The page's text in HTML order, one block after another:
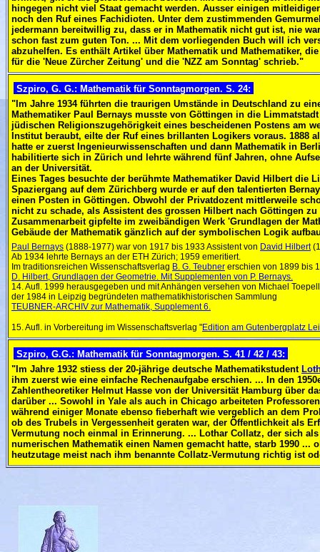
hingegen nicht viel Staat gemacht werden. Ausser einigen
noch den Ruf eines Fachidioten. Unter dem zustimmenden
jedermann bereitwillig zu, dass er in Mathematik nicht gut ist, nie
schon fast zum guten Ton. ... Mit dem vorliegenden Buch will ich
abzuhelfen. Es enthält Artikel über Mathematik und Mathematiker,
für die 'Neue Zürcher Zeitung' und die 'NZZ am Sonntag' schrieb."
Szpiro, G. G.: Mathematik für Sonntagmorgen. S. 24:
" Im Jahre 1934 führten die traurigen Umstände in Deutschland zu
Mathematiker Paul Bernays musste von Göttingen in die
jüdischen Religionszugehörigkeit eines bescheidenen Postens am
Institut beraubt, eilte der Ruf eines brillanten Logikers voraus. 1888
hatte er zuerst Ingenieurwissenschaften und dann Mathematik in
habilitierte sich in Zürich und lehrte während fünf Jahren, ohne
an der Universität.
Eines Tages besuchte der berühmte Mathematiker David Hilbert die
Spaziergang auf dem Zürichberg wurde er auf den talentierten
einen Posten in Göttingen. Obwohl der Privatdozent mittlerweile
nicht zu schade, als Assistent des grossen Hilbert nach Göttingen
Zusammenarbeit gipfelte im zweibändigen Werk 'Grundlagen der
Gebäude der Mathematik gänzlich auf der symbolischen Logik
Paul Bernays (1888-1977) war von 1917 bis 1933 Assistent von David Hilbert
Ab 1934 lehrte Bernays an der ETH Zürich; 1959 emeritiert.
Im traditionsreichen Wissenschaftsverlag B. G. Teubner erschien von 1899 bis
D. Hilbert, Grundlagen der Geometrie. Mit Supplementen von P. Bernays.
14. Aufl. 1999 herausgegeben und mit Anhängen versehen von Michael
der 1984 in Leipzig begründeten mathematikhistorischen Sammlung
TEUBNER-ARCHIV zur Mathematik, Supplement 6.
15. Aufl. in Vorbereitung im Wissenschaftsverlag "Edition am Gutenbergplatz
Szpiro, G.G.: Mathematik für Sonntagmorgen. S. 41 / 42 / 43:
"Im Jahre 1932 stiess der 20-jährige deutsche Mathematikstudent
ihm zuerst wie eine einfache Rechenaufgabe erschien. ... In den
Zahlentheoretiker Helmut Hasse von der Universität Hamburg über
darüber ... Sowohl in Yale als auch in Chicago arbeiteten
während einiger Monate ebenso fieberhaft wie vergeblich an dem
ob des Trubels in Vergessenheit geraten war, der Öffentlichkeit als
Vermutung noch einmal in Erinnerung. ... Lothar Collatz, der sich
numerischen Mathematik einen Namen gemacht hatte, starb 1990 ...
heutzutage meist nach ihm benannte Collatz-Vermutung richtig ist